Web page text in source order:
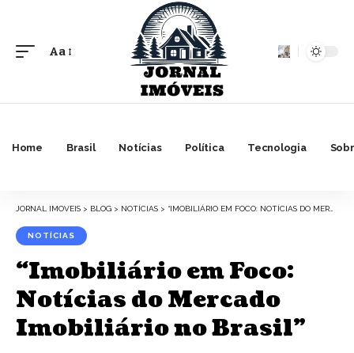
Font
Aa
Home Brasil Notícias Política Tecnologia
JORNAL IMOVEIS > BLOG > NOTÍCIAS > “IMOBILIÁRIO EM FOCO: NOTÍCIAS DO MERCADO IMOBILIÁRIO NO BRASIL”
NOTÍCIAS
“Imobiliário em Foco:
Notícias do Mercado
Imobiliário no Brasil”